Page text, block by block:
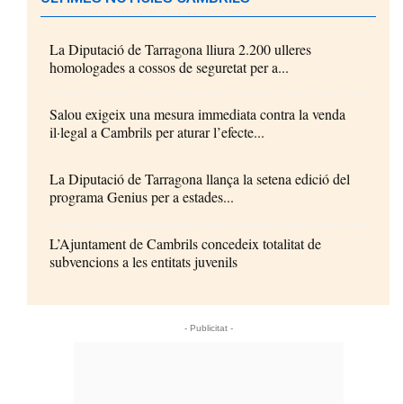
La Diputació de Tarragona lliura 2.200 ulleres
homologades a cossos de seguretat per a...
Salou exigeix una mesura immediata contra la venda
il·legal a Cambrils per aturar l’efecte...
La Diputació de Tarragona llança la setena edició del
programa Genius per a estades...
L’Ajuntament de Cambrils concedeix totalitat de
subvencions a les entitats juvenils
- Publicitat -